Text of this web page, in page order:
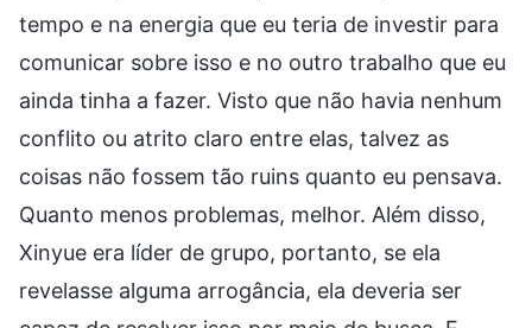
tempo e na energia que eu teria de investir para
comunicar sobre isso e no outro trabalho que eu
ainda tinha a fazer. Visto que não havia nenhum
conflito ou atrito claro entre elas, talvez as
coisas não fossem tão ruins quanto eu pensava.
Quanto menos problemas, melhor. Além disso,
Xinyue era líder de grupo, portanto, se ela
revelasse alguma arrogância, ela deveria ser